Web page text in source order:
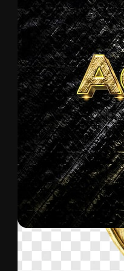
La plateforme
vos meilleurs
d’abonnés :
studios.
Français
Copyright ©